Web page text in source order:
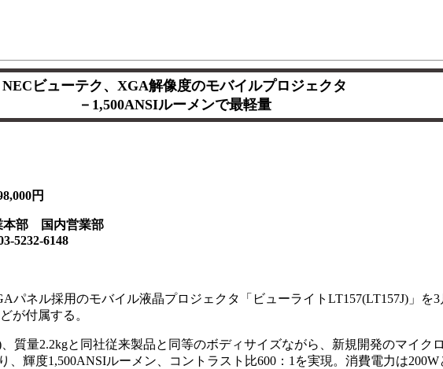
NECビューテク、XGA解像度のモバイルプロジェクタ
－1,500ANSIルーメンで最軽量
円
本部 国内営業部
6148
パネル採用のモバイル液晶プロジェクタ「ビューライトLT157(LT157J)」を
が付属する。
質量2.2kgと同社従来製品と同等のボディサイズながら、新規開発のマイク
、輝度1,500ANSIルーメン、コントラスト比600：1を実現。消費電力は